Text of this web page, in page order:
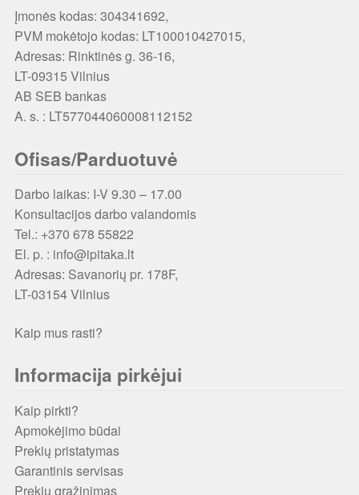
Įmonės kodas: 304341692,
PVM mokėtojo kodas: LT100010427015,
Adresas: Rinktinės g. 36-16,
LT-09315 Vilnius
AB SEB bankas
A. s. : LT577044060008112152
Ofisas/Parduotuvė
Darbo laikas: I-V 9.30 – 17.00
Konsultacijos darbo valandomis
Tel.: +370 678 55822
El. p. : info@ipitaka.lt
Adresas: Savanorių pr. 178F,
LT-03154 Vilnius
Kaip mus rasti?
Informacija pirkėjui
Kaip pirkti?
Apmokėjimo būdai
Prekių pristatymas
Garantinis servisas
Prekių grąžinimas